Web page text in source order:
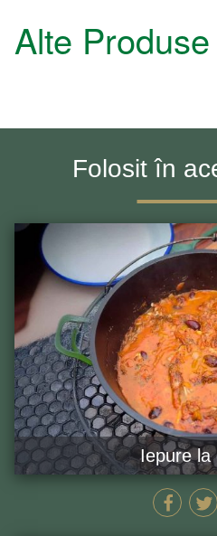
Alte Produse
Folosit în
Iepure la
MIN